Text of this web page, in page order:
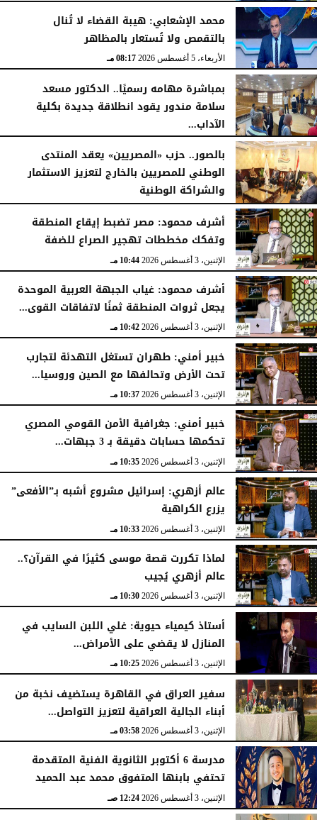
الأربعاء، 5 أغسطس 2026
محمد الإشعابي: هيبة القضاء لا تُنال
بالتقمص ولا تُستعار بالمظاهر
الأربعاء، 5 أغسطس 2026 08:17 مـ
بمباشرة مهامه رسميًا.. الدكتور مسعد
سلامة مندور يقود انطلاقة جديدة بكلية
الآداب...
الأربعاء، 5 أغسطس 2026
بالصور.. حزب «المصريين» يعقد المنتدى
الوطني للمصريين بالخارج لتعزيز الاستثمار
والشراكة الوطنية
الثلاثاء، 4 أغسطس 2026
أشرف محمود: مصر تضبط إيقاع المنطقة
وتفكك مخططات تهجير الصراع للضفة
الإثنين، 3 أغسطس 2026 10:44 مـ
أشرف محمود: غياب الجبهة العربية الموحدة
يجعل ثروات المنطقة ثمنًا لاتفاقات القوى...
الإثنين، 3 أغسطس 2026 10:42 مـ
خبير أمني: طهران تستغل التهدئة لتجارب
تحت الأرض وتحالفها مع الصين وروسيا...
الإثنين، 3 أغسطس 2026 10:37 مـ
خبير أمني: جغرافية الأمن القومي المصري
تحكمها حسابات دقيقة بـ 3 جبهات...
الإثنين، 3 أغسطس 2026 10:35 مـ
عالم أزهري: إسرائيل مشروع أشبه بـ”الأفعى”
يزرع الكراهية
الإثنين، 3 أغسطس 2026 10:33 مـ
لماذا تكررت قصة موسى كثيرًا في القرآن؟..
عالم أزهري يُجيب
الإثنين، 3 أغسطس 2026 10:30 مـ
أستاذ كيمياء حيوية: غلي اللبن السايب في
المنازل لا يقضي على الأمراض...
الإثنين، 3 أغسطس 2026 10:25 مـ
سفير العراق في القاهرة يستضيف نخبة من
أبناء الجالية العراقية لتعزيز التواصل...
الإثنين، 3 أغسطس 2026 03:58 مـ
مدرسة 6 أكتوبر الثانوية الفنية المتقدمة
تحتفي بابنها المتفوق محمد عبد الحميد
الإثنين، 3 أغسطس 2026 12:24 صـ